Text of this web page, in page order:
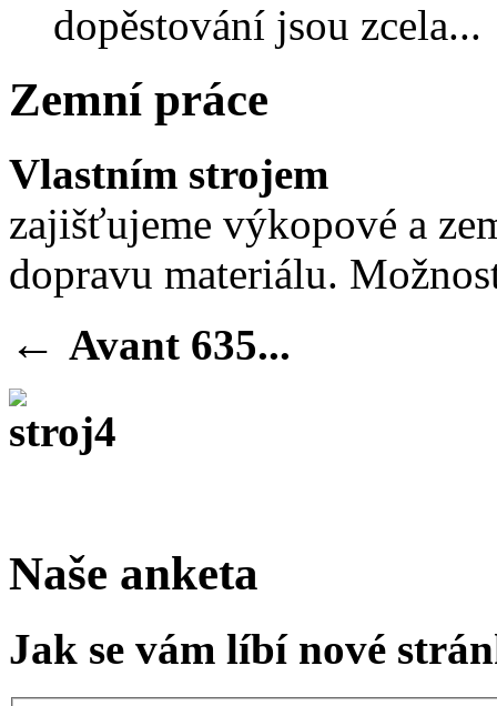
dopěstování jsou zcela...
Zemní práce
Vlastním strojem
zajišťujeme výkopové a
dopravu materiálu.
← Avant 635...
Naše anketa
Jak se vám líbí nové